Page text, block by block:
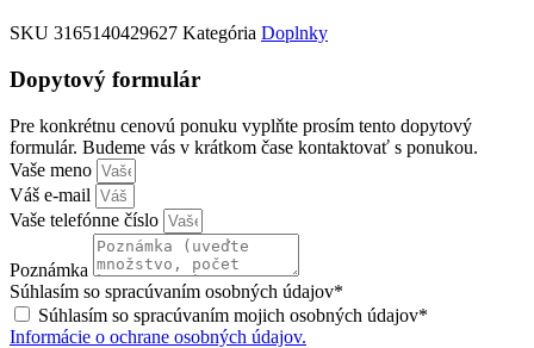
SKU 3165140429627 Kategória Doplnky
Dopytový formulár
Pre konkrétnu cenovú ponuku vyplňte prosím tento dopytový
formulár. Budeme vás v krátkom čase kontaktovať s ponukou.
Vaše meno
Váš e-mail
Vaše telefónne číslo
Poznámka
Súhlasím so spracúvaním osobných údajov*
Súhlasím so spracúvaním mojich osobných údajov*
Informácie o ochrane osobných údajov.